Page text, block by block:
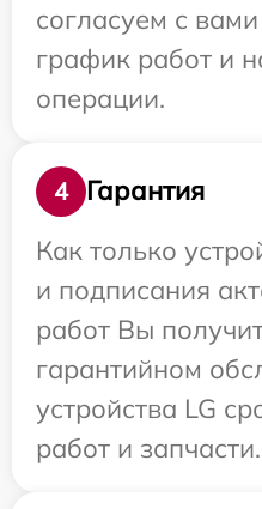
согласуем с
график работ и
операции.
4
Гарантия
Как только
и подписания
работ Вы
гарантийном
устройства LG
работ и запчасти.